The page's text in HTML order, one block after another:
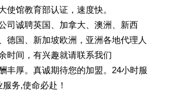
使馆教育部认证，速度快。
司诚聘英国、加拿大、澳洲、新西
德国、新加坡欧洲，亚洲各地代理人
时间，有兴趣就请联系我们
丰厚。真诚期待您的加盟。24小时服
务,使命必赴！